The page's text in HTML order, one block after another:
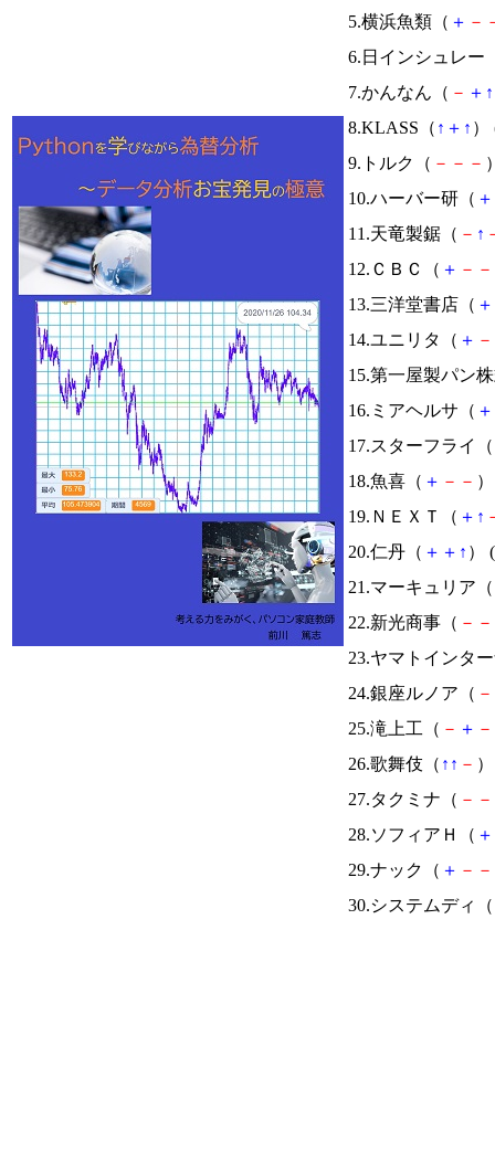
5.横浜魚類（ ＋ －
6.日インシュレー
7.かんなん（ － ＋ ↑
8.KLASS（ ↑ ＋ ↑ ）
9.トルク（ － － －
10.ハーバー研（ ＋
11.天竜製鋸（ － ↑
12.ＣＢＣ（ ＋ － －
13.三洋堂書店（ ＋
14.ユニリタ（ ＋ －
15.第一屋製パン
16.ミアヘルサ（ ＋
17.スターフライ（
18.魚喜（ ＋ － －
19.ＮＥＸＴ（ ＋ ↑
20.仁丹（ ＋ ＋ ↑ ） (
21.マーキュリア（
22.新光商事（ － －
23.ヤマトインタ
24.銀座ルノア（ －
25.滝上工（ － ＋ －
26.歌舞伎（ ↑ ↑ －
27.タクミナ（ － －
28.ソフィアＨ（ ＋
29.ナック（ ＋ － －
30.システムディ（